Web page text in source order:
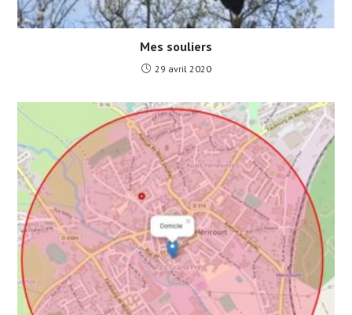
Mes souliers
29 avril 2020